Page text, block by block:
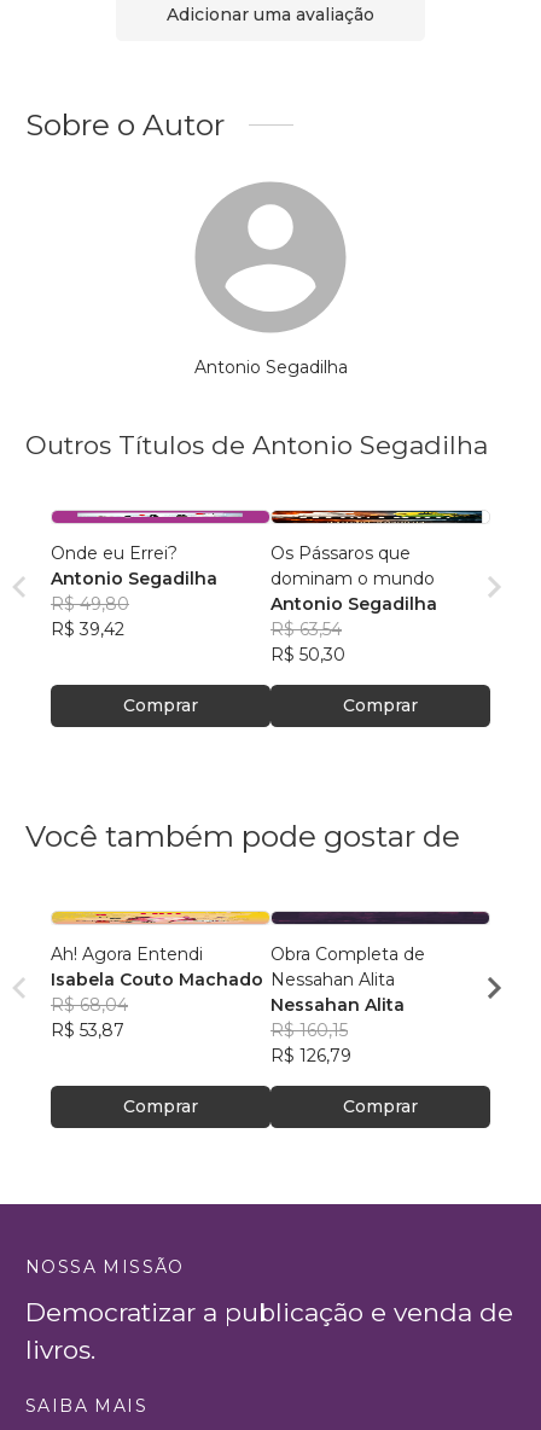
Adicionar uma avaliação
Sobre o Autor
Antonio Segadilha
Outros Títulos de Antonio Segadilha
Onde eu Errei?
Antonio Segadilha
R$ 49,80
R$ 39,42
Comprar
Os Pássaros que
dominam o mundo
Antonio Segadilha
R$ 63,54
R$ 50,30
Comprar
Você também pode gostar de
Ah! Agora Entendi
Isabela Couto Machado
R$ 68,04
R$ 53,87
Comprar
Obra Completa de
Nessahan Alita
Nessahan Alita
R$ 160,15
R$ 126,79
Comprar
Si.
Vol.01
NOSSA MISSÃO
Democratizar a publicação e venda de
livros.
SAIBA MAIS